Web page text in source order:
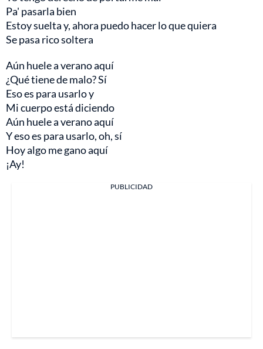
Pa' pasarla bien
Estoy suelta y, ahora puedo hacer lo que quiera
Se pasa rico soltera
Aún huele a verano aquí
¿Qué tiene de malo? Sí
Eso es para usarlo y
Mi cuerpo está diciendo
Aún huele a verano aquí
Y eso es para usarlo, oh, sí
Hoy algo me gano aquí
¡Ay!
PUBLICIDAD